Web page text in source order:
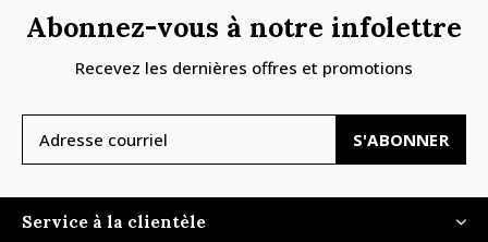
Abonnez-vous à notre infolettre
Recevez les dernières offres et promotions
S'ABONNER
Service à la clientèle